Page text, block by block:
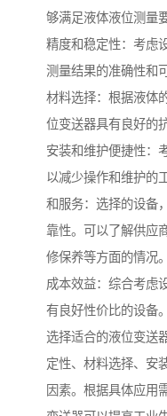
够满足液体液位测量
精度和稳定性：考虑
测量结果的准确性和
材料选择：根据液体
位变送器具有良好的
安装和维护便捷性：
以减少操作和维护的
和服务：选择的设备
靠性。可以了解供应
修保养等方面的情况。
成本效益：综合考虑
有良好性价比的设备。
选择适合的液位变送
定性、材料选择、安
因素。根据具体应用